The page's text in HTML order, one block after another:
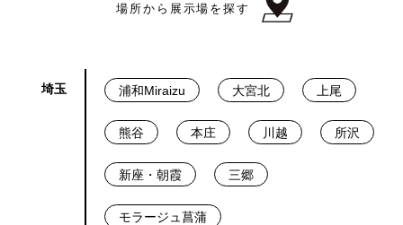
場所から展示場を探す
埼玉 浦和Miraizu 大宮北 上尾
熊谷 本庄 川越 所沢
新座・朝霞 三郷
モラージュ菖蒲